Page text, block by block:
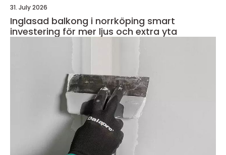
31. July 2026
Inglasad balkong i norrköping smart
investering för mer ljus och extra yta